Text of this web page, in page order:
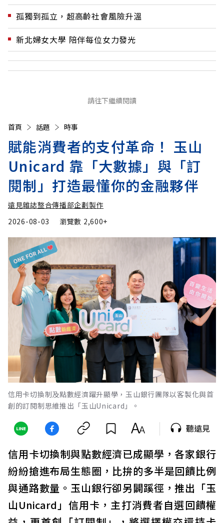
孤獨到孤立，超高齡社會風險升溫
新北婦女大學 陪伴每位女力發光
請往下繼續閱讀
首頁 話題 時事
賦能消費者的支付革命！ 玉山
Unicard 靠「大數據」與「訂
閱制」打造最懂你的金融夥伴
遠見雜誌整合傳播部企劃製作
2026-08-03
瀏覽數 2,600+
信用卡切換制及點數經濟躍升顯學，玉山銀行團隊以客製化與首
創的訂閱制思維推出「玉山Unicard」。
聽遠見
信用卡切換制與點數經濟已成顯學，各家銀行
紛紛搶進布局生態圈，比拚的多半是回饋比例
與通路數量。玉山銀行卻另闢蹊徑，推出「玉
山Unicard」信用卡，主打消費者自選回饋權